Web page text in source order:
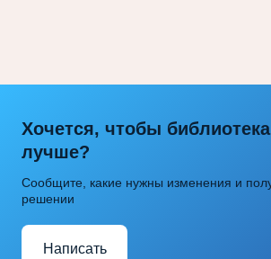
Хочется, чтобы
лучше?
Сообщите, какие нужны изменения и
решении
Написать